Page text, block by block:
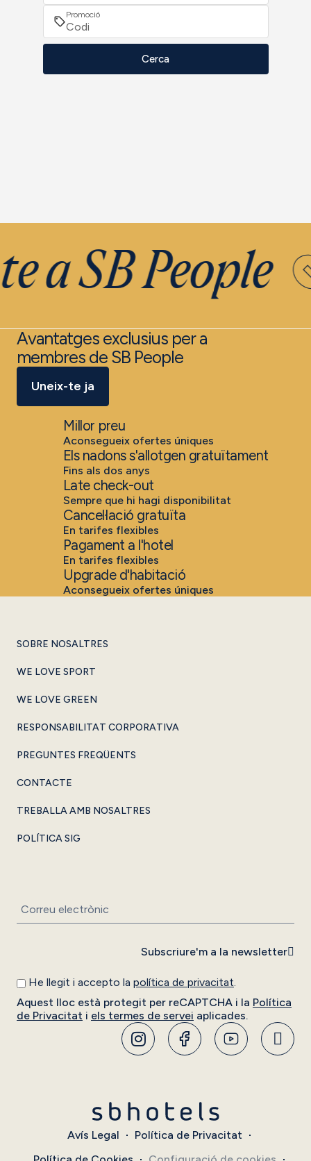
Promoció
Cerca
a SB People
Avantatges exclusius per a
membres de SB People
Uneix-te ja
Millor preu
Aconsegueix ofertes úniques
Els nadons s'allotgen gratuïtament
Fins als dos anys
Late check-out
Sempre que hi hagi disponibilitat
Cancel·lació gratuïta
En tarifes flexibles
Pagament a l'hotel
En tarifes flexibles
Upgrade d'habitació
Aconsegueix ofertes úniques
SOBRE NOSALTRES
WE LOVE SPORT
WE LOVE GREEN
RESPONSABILITAT CORPORATIVA
PREGUNTES FREQÜENTS
CONTACTE
TREBALLA AMB NOSALTRES
POLÍTICA SIG
He llegit i accepto la política de privacitat.
Aquest lloc està protegit per reCAPTCHA i la Política
de Privacitat i els termes de servei aplicades.
Subscriure'm a la newsletter
Avís Legal
Política de Privacitat